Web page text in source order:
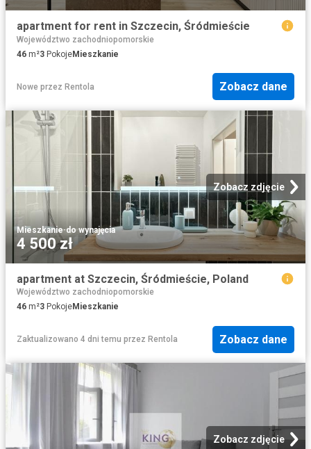
apartment for rent in Szczecin, Śródmieście
Województwo zachodniopomorskie
46 m²3 PokojeMieszkanie
Nowe przez Rentola Zobacz dane
Zobacz zdjęcie
Mieszkanie·do wynajęcia
4 500 zł
apartment at Szczecin, Śródmieście, Poland
Województwo zachodniopomorskie
46 m²3 PokojeMieszkanie
Zaktualizowano 4 dni temu przez Rentola Zobacz dane
Zobacz zdjęcie